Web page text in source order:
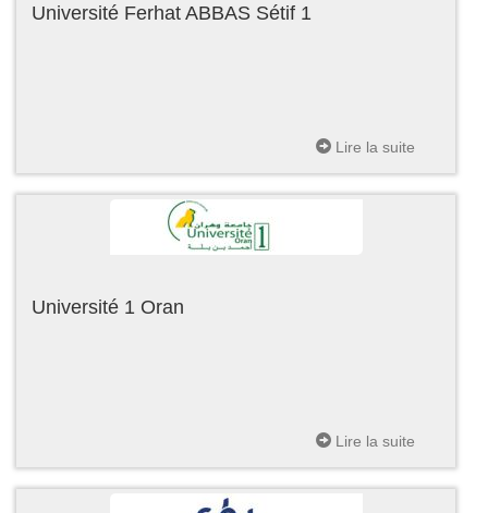
Université Ferhat ABBAS Sétif 1
Lire la suite
Université 1 Oran
Lire la suite